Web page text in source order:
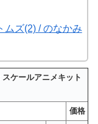
ムズ(2) / のなかみ
ケールアニメキット
価格